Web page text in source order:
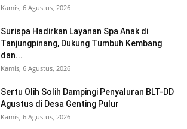
Kamis, 6 Agustus, 2026
Surispa Hadirkan Layanan Spa Anak di
Tanjungpinang, Dukung Tumbuh Kembang
dan...
Kamis, 6 Agustus, 2026
Sertu Olih Solih Dampingi Penyaluran BLT-DD
Agustus di Desa Genting Pulur
Kamis, 6 Agustus, 2026